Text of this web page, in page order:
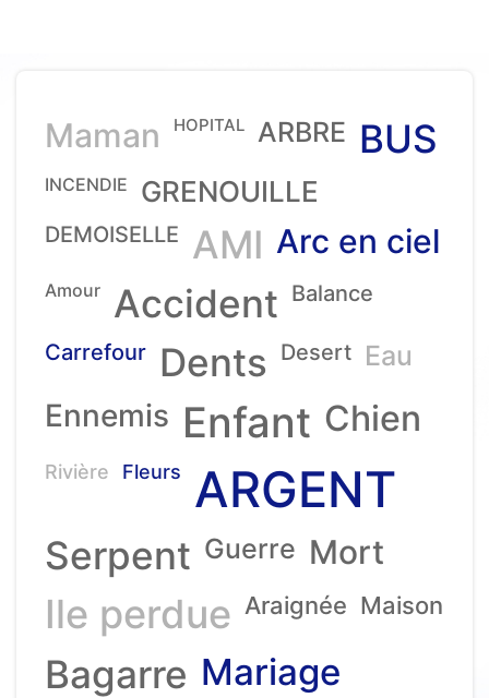
Maman HOPITAL ARBRE BUS
INCENDIE GRENOUILLE
DEMOISELLE AMI Arc en ciel
Amour Accident Balance
Carrefour Dents Desert Eau
Ennemis Enfant Chien
Rivière Fleurs ARGENT
Serpent Guerre Mort
Ile perdue Araignée Maison
Bagarre Mariage